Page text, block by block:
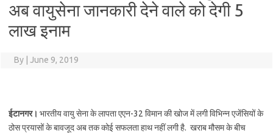
अब वायुसेना जानकारी देने वाले को देगी 5
लाख इनाम
By June 9, 2019
ईटानगर। भारतीय वायु सेना के लापता एएन-32 विमान की खोज में लगी विभिन्न एजेंसियों के
ठोस प्रयासों के बावजूद अब तक कोई सफलता हाथ नहीं लगी है. खराब मौसम के बीच